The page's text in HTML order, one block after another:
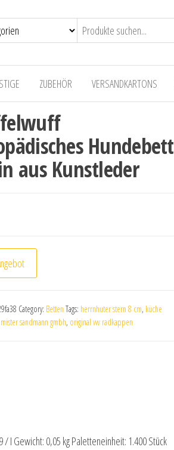
ZUBEHÖR VERSANDKARTONS
Hundebett
aus Kunstleder
Category: Betten Tags: herrnhuter stern 8 cm, küche
mister sandmann gmbh, original vw radkappen
/ I Gewicht: 0,05 kg Paletteneinheit: 1.400 Stück